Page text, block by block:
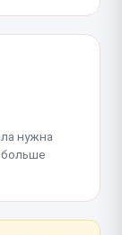
нужна
больше